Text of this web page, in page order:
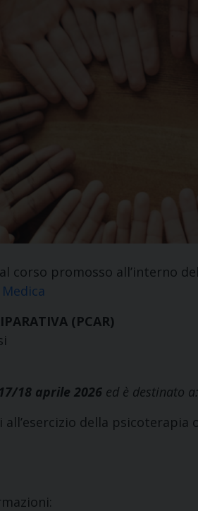
corso promosso all’interno
(PCAR)
18 aprile 2026 ed è destinato a:
della psicoterapia